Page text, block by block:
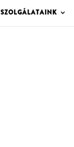
SZOLGÁLATAINK